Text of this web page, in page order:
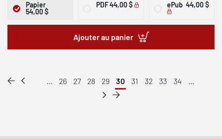
Papier
54,00 $
PDF44,00 $ ePub 44,00 $
Ajouter au panier
... 26 27 28 29 30 31 32 33 34 ...